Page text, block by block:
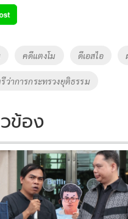
p
y
n
k
คดีแตงโม ดีเอสไอ
ว่าการกระทรวงยุติธรรม
ข้อง